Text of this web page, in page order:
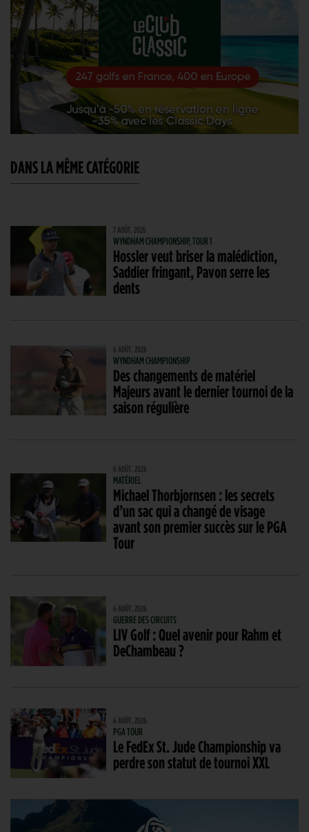
DANS LA MÊME CATÉGORIE
7 AOÛT. 2026
WYNDHAM CHAMPIONSHIP, TOUR 1
Hossler veut briser la malédiction,
Saddier fringant, Pavon serre les
dents
6 AOÛT. 2026
WYNDHAM CHAMPIONSHIP
Des changements de matériel
Majeurs avant le dernier tournoi de la
saison régulière
6 AOÛT. 2026
MATÉRIEL
Michael Thorbjornsen : les secrets
d’un sac qui a changé de visage
avant son premier succès sur le PGA
Tour
6 AOÛT. 2026
GUERRE DES CIRCUITS
LIV Golf : Quel avenir pour Rahm et
DeChambeau ?
6 AOÛT. 2026
PGA TOUR
Le FedEx St. Jude Championship va
perdre son statut de tournoi XXL